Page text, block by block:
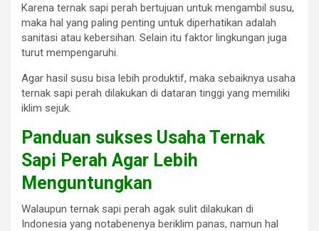
Karena ternak sapi perah bertujuan untuk mengambil susu,
maka hal yang paling penting untuk diperhatikan adalah
sanitasi atau kebersihan. Selain itu faktor lingkungan juga
turut mempengaruhi.
Agar hasil susu bisa lebih produktif, maka sebaiknya usaha
ternak sapi perah dilakukan di dataran tinggi yang memiliki
iklim sejuk.
Panduan sukses Usaha Ternak
Sapi Perah Agar Lebih
Menguntungkan
Walaupun ternak sapi perah agak sulit dilakukan di
Indonesia yang notabenenya beriklim panas, namun hal